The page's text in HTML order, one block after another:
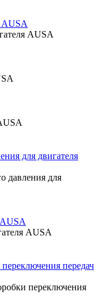
AUSA
AUSA
для двигателя
давления для
AUSA
передач
переключения